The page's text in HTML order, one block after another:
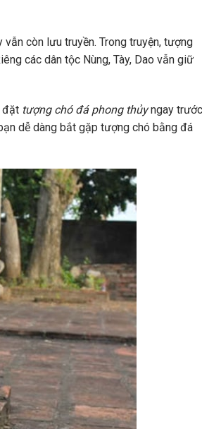
còn lưu truyền. Trong truyện, tượng
các dân tộc Nùng, Tày, Dao vẫn giữ
đặt tượng chó đá phong thủyngay trước
dễ dàng bắt gặp tượng chó bằng đá